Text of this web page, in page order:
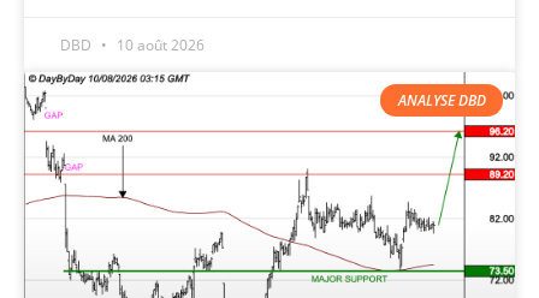
DBD 10 août 2026
ANALYSE DBD